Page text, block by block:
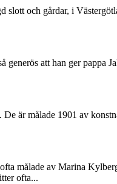
slott och gårdar, i
att han ger pappa
är målade 1901 av
målade av Marina
ofta...